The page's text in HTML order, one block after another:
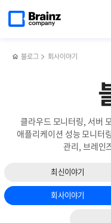
페이지로
블로그 회사이야기
클라우드 모니터링, 서버
애플리케이션 성능 모니터
관리, 브레인
최신이야기
회사이야기